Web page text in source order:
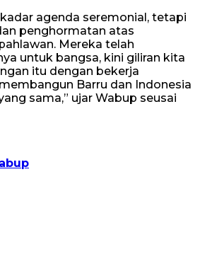
agenda seremonial, tetapi
penghormatan atas
Mereka telah
untuk bangsa, kini giliran kita
itu dengan bekerja
Barru dan Indonesia
sama,” ujar Wabup seusai